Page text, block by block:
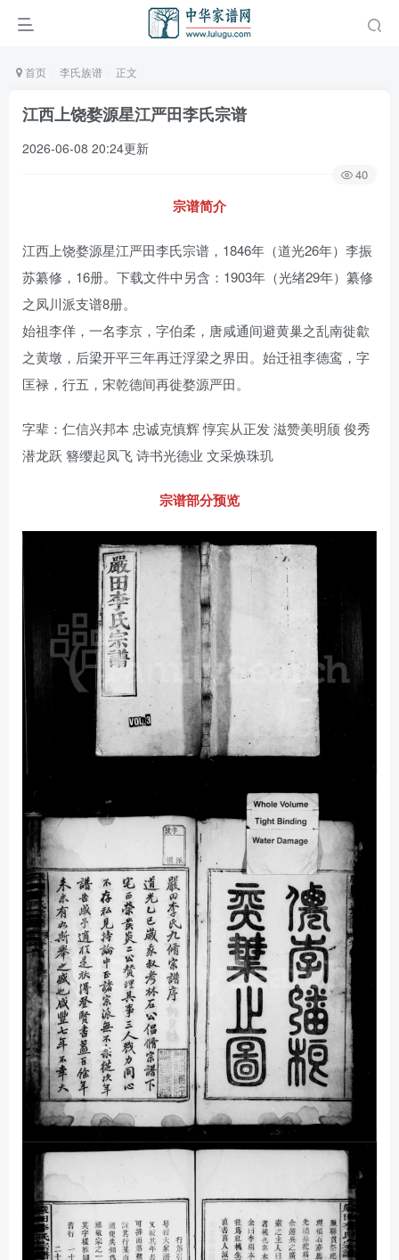
首页 李氏族谱 正文
江西上饶婺源星江严田李氏宗谱
2026-06-08 20:24更新
40
宗谱简介
江西上饶婺源星江严田李氏宗谱，1846年（道光26年）李振
苏纂修，16册。下载文件中另含：1903年（光绪29年）纂修
之凤川派支谱8册。
始祖李佯，一名李京，字伯柔，唐咸通间避黄巢之乱南徙歙
之黄墩，后梁开平三年再迁浮梁之界田。始迁祖李德鸾，字
匡禄，行五，宋乾德间再徙婺源严田。
字辈：仁信兴邦本 忠诚克慎辉 惇宾从正发 滋赞美明颀 俊秀
潜龙跃 簪缨起凤飞 诗书光德业 文采焕珠玑
宗谱部分预览